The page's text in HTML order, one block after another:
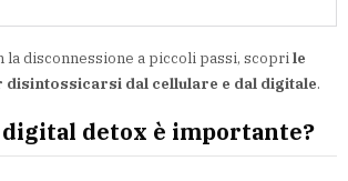
la disconnessione a piccoli passi, scoprile
dal cellulare e dal digitale.
detox è importante?